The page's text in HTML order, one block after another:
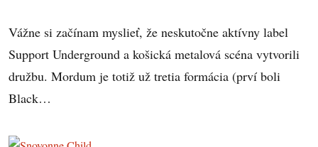
Vážne si začínam myslieť, že neskutočne aktívny label
Support Underground a košická metalová scéna vytvorili
družbu. Mordum je totiž už tretia formácia (prví boli
Black…